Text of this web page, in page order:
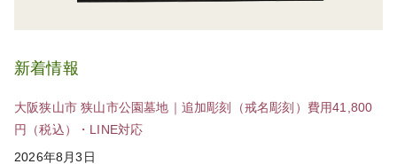
新着情報
大阪狭山市 狭山市公園墓地｜追加彫刻（戒名彫刻）費用41,800
円（税込）・LINE対応
2026年8月3日